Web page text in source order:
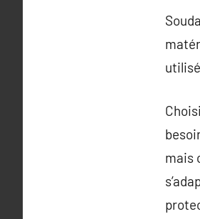
mais